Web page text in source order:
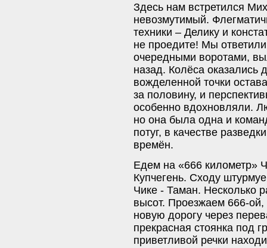
Здесь нам встретился
невозмутимый.
техники – Делику и
не проедите! Мы
очередными воротами,
назад. Колёса оказались
вожделенной точки
за половину, и
особенно вдохновляли.
но она была одна и
потуг, в качестве
времён.
Едем на «666 километр»
Купчегень. Сходу
Чике - Таман. Несколько
высот. Проезжаем 666-
новую дорогу через
прекрасная стоянка под
приветливой речки